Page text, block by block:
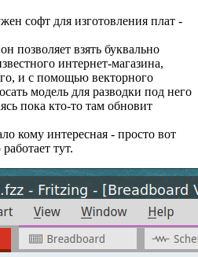
софт для изготовления плат -
позволяет взять буквально
интернет-магазина,
и с помощью векторного
модель для разводки под него
пока кто-то там обновит
кому интересная - просто вот
тут.